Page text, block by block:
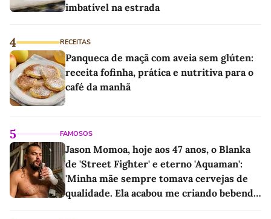
imbatível na estrada
4 RECEITAS
Panqueca de maçã com aveia sem glúten:
receita fofinha, prática e nutritiva para o
café da manhã
5 FAMOSOS
Jason Momoa, hoje aos 47 anos, o Blanka
de 'Street Fighter' e eterno 'Aquaman':
'Minha mãe sempre tomava cervejas de
qualidade. Ela acabou me criando bebendo